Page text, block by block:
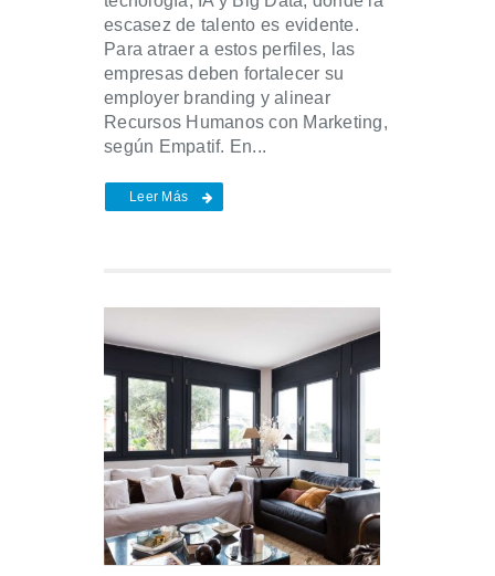
escasez de talento es evidente.
Para atraer a estos perfiles, las
empresas deben fortalecer su
employer branding y alinear
Recursos Humanos con Marketing,
según Empatif. En...
Leer Más